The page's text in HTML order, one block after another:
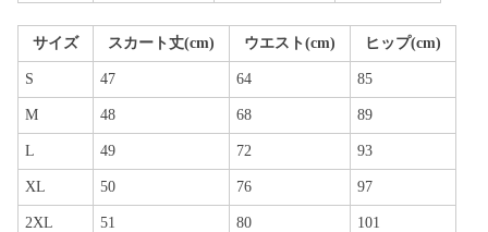
サイズ スカート丈(cm) ウエスト(cm) ヒップ(cm)
S 47 64 85
M 48 68 89
L 49 72 93
XL 50 76 97
2XL 51 80 101